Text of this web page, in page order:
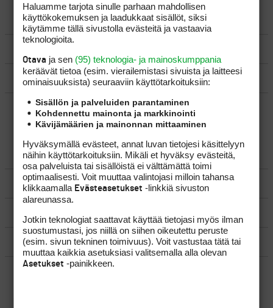
LUO AIHE
OHJEET
UUSIMMAT VIESTIKETJUT
YLEISTÄ
VÄLINEET
MATKAILU
KILPAGOLF & HARJOITTELU
Haluamme tarjota sinulle parhaan mahdollisen
käyttökokemuksen ja laadukkaat sisällöt, siksi
käytämme tällä sivustolla evästeitä ja vastaavia
teknologioita.
Otava ja sen (95) teknologia- ja mainoskumppania
keräävät tietoa (esim. vierailemis­tasi sivuista ja laitteesi
ominaisuuk­sista) seuraaviin käyttötarkoituksiin:
Sisällön ja palveluiden parantaminen
Kohdennettu mainonta ja markkinointi
Kävijämäärien ja mainonnan mittaaminen
Hyväksymällä evästeet, annat luvan tietojesi käsittelyyn
näihin käyttötarkoituksiin. Mikäli et hyväksy evästeitä,
osa palveluista tai sisällöistä ei välttämättä toimi
optimaalisesti. Voit muuttaa valintojasi milloin tahansa
klikkaamalla Evästeasetukset -linkkiä sivuston
alareunassa.
Jotkin teknologiat saattavat käyttää tietojasi myös ilman
suostumustasi, jos niillä on siihen oikeutettu peruste
(esim. sivun tekninen toimivuus). Voit vastustaa tätä tai
muuttaa kaikkia asetuksiasi valitsemalla alla olevan
Asetukset -painikkeen.